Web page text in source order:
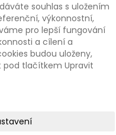
údajů
vecteezy.com
souhlas s uložením
výkonnostní,
pro lepší fungování
a cílení a
budou uloženy,
pod tlačítkem Upravit